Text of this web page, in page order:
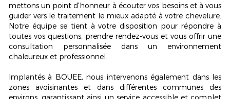
mettons un point d'honneur à écouter vos besoins et à vous
guider vers le traitement le mieux adapté à votre chevelure.
Notre équipe se tient à votre disposition pour répondre à
toutes vos questions, prendre rendez-vous et vous offrir une
consultation personnaliséedans un environnement
chaleureux et professionnel.
Implantés à BOUEE, nous intervenons également dans les
zones avoisinantes et dans différentes communes des
environs, garantissant ainsi un service accessible et complet